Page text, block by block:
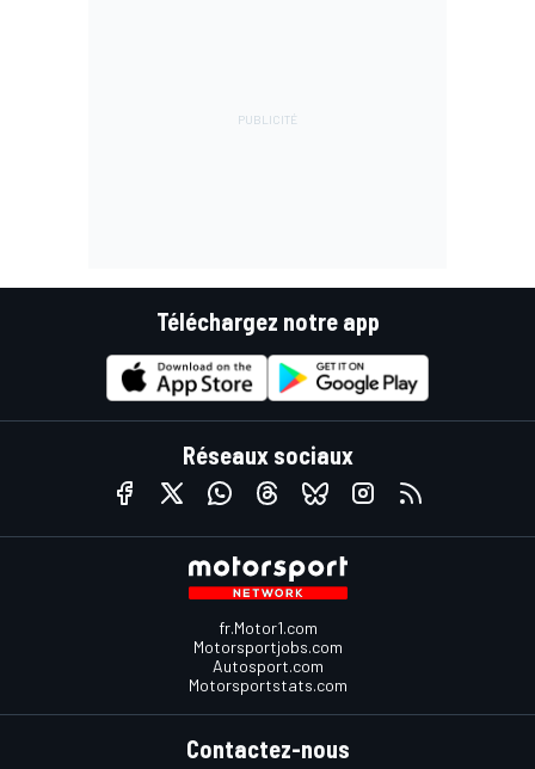
Téléchargez notre app
Réseaux sociaux
fr.Motor1.com
Motorsportjobs.com
Autosport.com
Motorsportstats.com
Contactez-nous